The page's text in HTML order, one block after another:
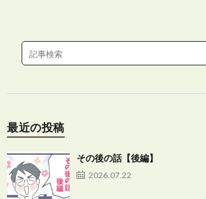
最近の投稿
その後の話【後編】
2026.07.22